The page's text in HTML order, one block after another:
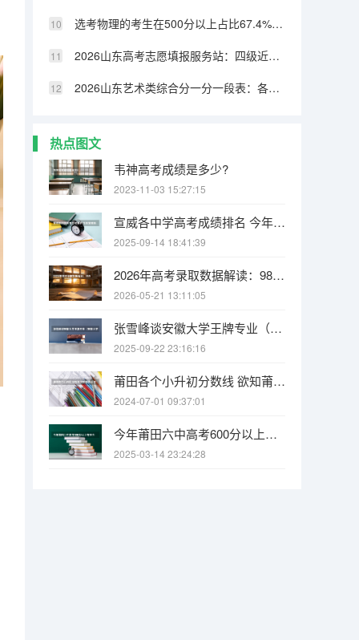
选考物理的考生在500分以上占比67.4%，历史类仅32.8%
2026山东高考志愿填报服务站：四级近800个免费开放
2026山东艺术类综合分一分一段表：各专业类别双达线考生文化成绩排名的作用
热点图文
韦神高考成绩是多少?
2023-11-03 15:27:15
宣威各中学高考成绩排名 今年宣威杨柳高考成绩单
2025-09-14 18:41:39
2026年高考录取数据解读：985/211/双一流录取率各省排名
2026-05-21 13:11:05
张雪峰谈安徽大学王牌专业（安徽大学最强的10个专业 安徽大学王牌专业排行榜）
2025-09-22 23:16:16
莆田各个小升初分数线 欲知莆田一中、二中、四中、五中、六中、八中、十中等学校中考的统招和择校的分数线！
2024-07-01 09:37:01
今年莆田六中高考600分以上有多少人
2025-03-14 23:24:28